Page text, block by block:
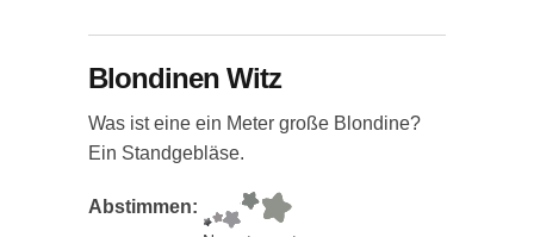
Blondinen Witz
Was ist eine ein Meter große Blondine?
Ein Standgebläse.
Abstimmen: